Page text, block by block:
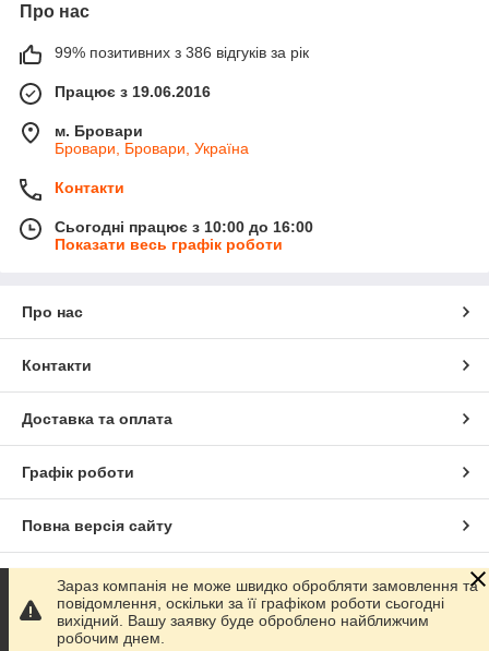
Про нас
99% позитивних з 386 відгуків за рік
Працює з 19.06.2016
м. Бровари
Бровари, Бровари, Україна
Контакти
Сьогодні працює з 10:00 до 16:00
Показати весь графік роботи
Про нас
Контакти
Доставка та оплата
Графік роботи
Повна версія сайту
Сайт створено на маркетплейсі Prom.ua
Політика конфіденційності
Зараз компанія не може швидко обробляти замовлення та
повідомлення, оскільки за її графіком роботи сьогодні
вихідний. Вашу заявку буде оброблено найближчим
робочим днем.